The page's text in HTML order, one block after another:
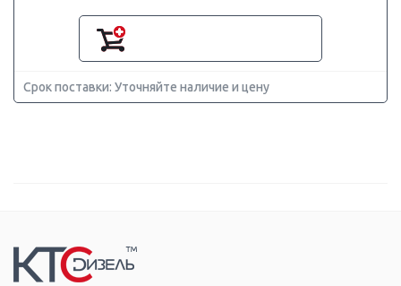
Срок поставки: Уточняйте наличие и цену